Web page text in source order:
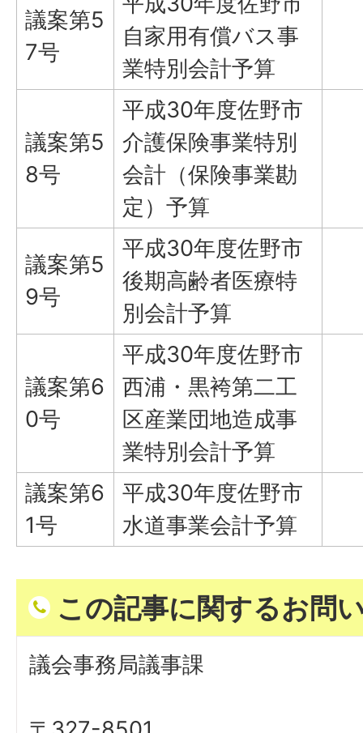
議案第5
7号
自家用有償バス事
業特別会計予算
議案第5
8号
平成30年度佐野市
介護保険事業特別
会計（保険事業勘
定）予算
議案第5
9号
平成30年度佐野市
後期高齢者医療特
別会計予算
議案第6
0号
平成30年度佐野市
西浦・黒袴第二工
区産業団地造成事
業特別会計予算
議案第6
1号
平成30年度佐野市
水道事業会計予算
この記事に関するお問
議会事務局議事課